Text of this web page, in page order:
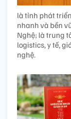
là tỉnh phát
nhanh và bền
Nghệ; là trung
logistics, y tế,
nghệ.